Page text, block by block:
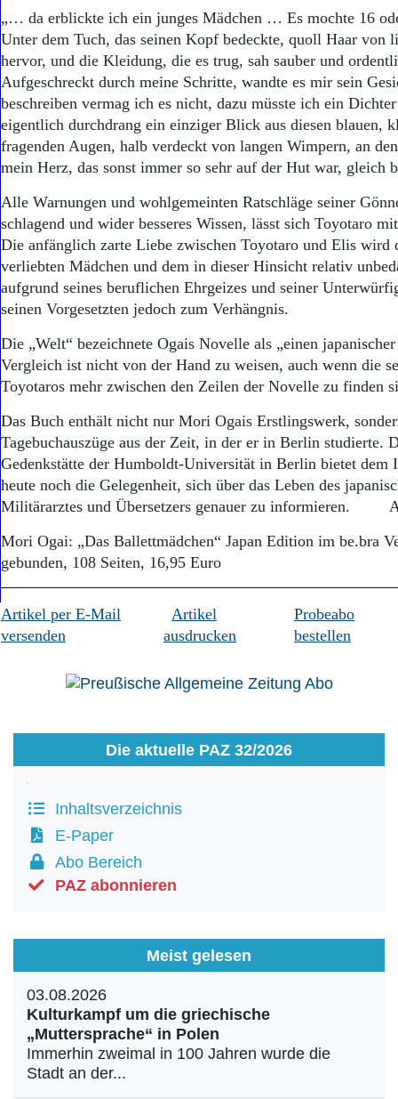
Datenschutz
„… da erblickte ich ein junges Mädchen … Es mochte 16
Unter dem Tuch, das seinen Kopf bedeckte, quoll Haar von
hervor, und die Kleidung, die es trug, sah sauber und
Aufgeschreckt durch meine Schritte, wandte es mir sein
beschreiben vermag ich es nicht, dazu müsste ich ein
eigentlich durchdrang ein einziger Blick aus diesen blauen,
fragenden Augen, halb verdeckt von langen Wimpern, an
mein Herz, das sonst immer so sehr auf der Hut war, gleich
Alle Warnungen und wohlgemeinten Ratschläge seiner
schlagend und wider besseres Wissen, lässt sich Toyotaro
Die anfänglich zarte Liebe zwischen Toyotaro und Elis wird
verliebten Mädchen und dem in dieser Hinsicht relativ
aufgrund seines beruflichen Ehrgeizes und seiner
seinen Vorgesetzten jedoch zum Verhängnis.
Die „Welt“ bezeichnete Ogais Novelle als „einen
Vergleich ist nicht von der Hand zu weisen, auch wenn die
Toyotaros mehr zwischen den Zeilen der Novelle zu finden
Das Buch enthält nicht nur Mori Ogais Erstlingswerk,
Tagebuchauszüge aus der Zeit, in der er in Berlin studierte.
Gedenkstätte der Humboldt-Universität in Berlin bietet dem
heute noch die Gelegenheit, sich über das Leben des
Militärarztes und Übersetzers genauer zu informieren.
Mori Ogai: „Das Ballettmädchen“ Japan Edition im be.bra
gebunden, 108 Seiten, 16,95 Euro
Artikel per E-Mail
versenden
Artikel
ausdrucken
Probeabo
bestellen
Die aktuelle PAZ 32/2026
Inhaltsverzeichnis
E-Paper
Abo Bereich
PAZ abonnieren
Meist gelesen
03.08.2026
Kulturkampf um die griechische
„Muttersprache“ in Polen
Immerhin zweimal in 100 Jahren wurde die
Stadt an der...